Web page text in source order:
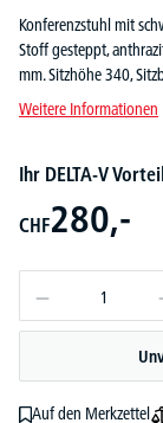
Konferenzstuhl mit
Stoff gesteppt,
mm. Sitzhöhe 340,
Weitere Informationen
Ihr DELTA-V
CHF280,-
Auf den Merkzettel